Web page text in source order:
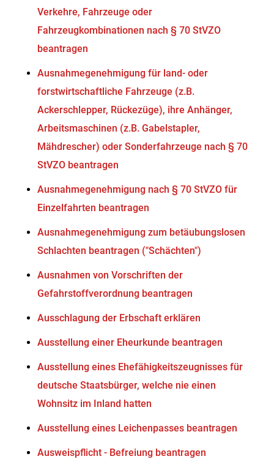
Verkehre, Fahrzeuge oder
Fahrzeugkombinationen nach § 70 StVZO
beantragen
Ausnahmegenehmigung für land- oder
forstwirtschaftliche Fahrzeuge (z.B.
Ackerschlepper, Rückezüge), ihre Anhänger,
Arbeitsmaschinen (z.B. Gabelstapler,
Mähdrescher) oder Sonderfahrzeuge nach § 70
StVZO beantragen
Ausnahmegenehmigung nach § 70 StVZO für
Einzelfahrten beantragen
Ausnahmegenehmigung zum betäubungslosen
Schlachten beantragen ("Schächten")
Ausnahmen von Vorschriften der
Gefahrstoffverordnung beantragen
Ausschlagung der Erbschaft erklären
Ausstellung einer Eheurkunde beantragen
Ausstellung eines Ehefähigkeitszeugnisses für
deutsche Staatsbürger, welche nie einen
Wohnsitz im Inland hatten
Ausstellung eines Leichenpasses beantragen
Ausweispflicht - Befreiung beantragen